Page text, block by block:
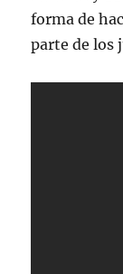
forma de
parte de los